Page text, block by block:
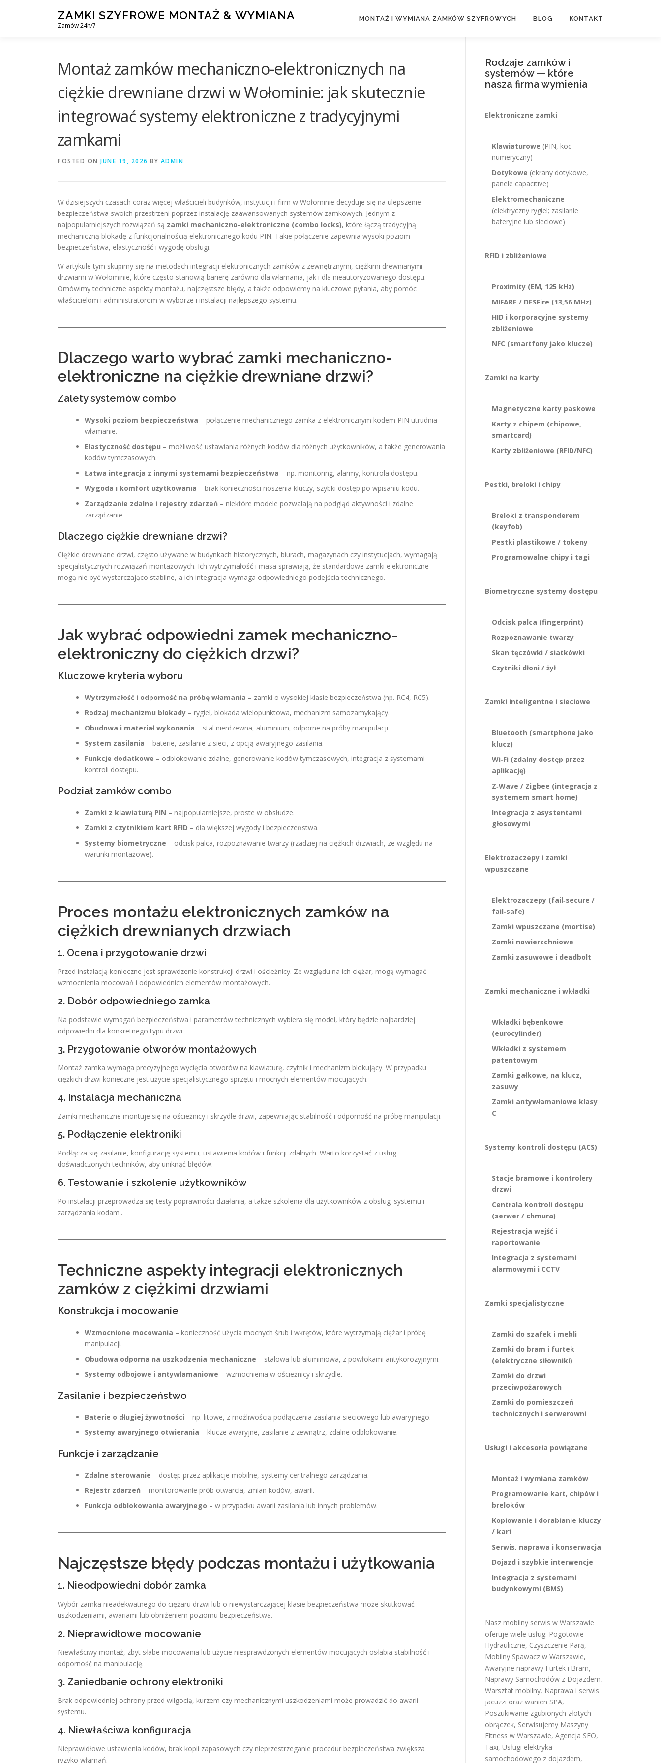
ZAMKI SZYFROWE MONTAŻ & WYMIANA
Zamów 24h/7
MONTAŻ I WYMIANA ZAMKÓW SZYFROWYCH BLOG KONTAKT
Montaż zamków mechaniczno-elektronicznych na
ciężkie drewniane drzwi w Wołominie: jak skutecznie
integrować systemy elektroniczne z tradycyjnymi
zamkami
POSTED ON JUNE 19, 2026 BY ADMIN
W dzisiejszych czasach coraz więcej właścicieli budynków, instytucji i firm w Wołominie decyduje się na ulepszenie
bezpieczeństwa swoich przestrzeni poprzez instalację zaawansowanych systemów zamkowych. Jednym z
najpopularniejszych rozwiązań są zamki mechaniczno-elektroniczne (combo locks), które łączą tradycyjną
mechaniczną blokadę z funkcjonalnością elektronicznego kodu PIN. Takie połączenie zapewnia wysoki poziom
bezpieczeństwa, elastyczność i wygodę obsługi.
W artykule tym skupimy się na metodach integracji elektronicznych zamków z zewnętrznymi, ciężkimi drewnianymi
drzwiami w Wołominie, które często stanowią barierę zarówno dla włamania, jak i dla nieautoryzowanego dostępu.
Omówimy techniczne aspekty montażu, najczęstsze błędy, a także odpowiemy na kluczowe pytania, aby pomóc
właścicielom i administratorom w wyborze i instalacji najlepszego systemu.
Dlaczego warto wybrać zamki mechaniczno-
elektroniczne na ciężkie drewniane drzwi?
Zalety systemów combo
Wysoki poziom bezpieczeństwa – połączenie mechanicznego zamka z elektronicznym kodem PIN utrudnia
włamanie.
Elastyczność dostępu – możliwość ustawiania różnych kodów dla różnych użytkowników, a także generowania
kodów tymczasowych.
Łatwa integracja z innymi systemami bezpieczeństwa – np. monitoring, alarmy, kontrola dostępu.
Wygoda i komfort użytkowania – brak konieczności noszenia kluczy, szybki dostęp po wpisaniu kodu.
Zarządzanie zdalne i rejestry zdarzeń – niektóre modele pozwalają na podgląd aktywności i zdalne
zarządzanie.
Dlaczego ciężkie drewniane drzwi?
Ciężkie drewniane drzwi, często używane w budynkach historycznych, biurach, magazynach czy instytucjach, wymagają
specjalistycznych rozwiązań montażowych. Ich wytrzymałość i masa sprawiają, że standardowe zamki elektroniczne
mogą nie być wystarczająco stabilne, a ich integracja wymaga odpowiedniego podejścia technicznego.
Jak wybrać odpowiedni zamek mechaniczno-
elektroniczny do ciężkich drzwi?
Kluczowe kryteria wyboru
Wytrzymałość i odporność na próbę włamania – zamki o wysokiej klasie bezpieczeństwa (np. RC4, RC5).
Rodzaj mechanizmu blokady – rygiel, blokada wielopunktowa, mechanizm samozamykający.
Obudowa i materiał wykonania – stal nierdzewna, aluminium, odporne na próby manipulacji.
System zasilania – baterie, zasilanie z sieci, z opcją awaryjnego zasilania.
Funkcje dodatkowe – odblokowanie zdalne, generowanie kodów tymczasowych, integracja z systemami
kontroli dostępu.
Podział zamków combo
Zamki z klawiaturą PIN – najpopularniejsze, proste w obsłudze.
Zamki z czytnikiem kart RFID – dla większej wygody i bezpieczeństwa.
Systemy biometryczne – odcisk palca, rozpoznawanie twarzy (rzadziej na ciężkich drzwiach, ze względu na
warunki montażowe).
Proces montażu elektronicznych zamków na
ciężkich drewnianych drzwiach
1. Ocena i przygotowanie drzwi
Przed instalacją konieczne jest sprawdzenie konstrukcji drzwi i ościeżnicy. Ze względu na ich ciężar, mogą wymagać
wzmocnienia mocowań i odpowiednich elementów montażowych.
2. Dobór odpowiedniego zamka
Na podstawie wymagań bezpieczeństwa i parametrów technicznych wybiera się model, który będzie najbardziej
odpowiedni dla konkretnego typu drzwi.
3. Przygotowanie otworów montażowych
Montaż zamka wymaga precyzyjnego wycięcia otworów na klawiaturę, czytnik i mechanizm blokujący. W przypadku
ciężkich drzwi konieczne jest użycie specjalistycznego sprzętu i mocnych elementów mocujących.
4. Instalacja mechaniczna
Zamki mechaniczne montuje się na ościeżnicy i skrzydle drzwi, zapewniając stabilność i odporność na próbę manipulacji.
5. Podłączenie elektroniki
Podłącza się zasilanie, konfigurację systemu, ustawienia kodów i funkcji zdalnych. Warto korzystać z usług
doświadczonych techników, aby uniknąć błędów.
6. Testowanie i szkolenie użytkowników
Po instalacji przeprowadza się testy poprawności działania, a także szkolenia dla użytkowników z obsługi systemu i
zarządzania kodami.
Techniczne aspekty integracji elektronicznych
zamków z ciężkimi drzwiami
Konstrukcja i mocowanie
Wzmocnione mocowania – konieczność użycia mocnych śrub i wkrętów, które wytrzymają ciężar i próbę
manipulacji.
Obudowa odporna na uszkodzenia mechaniczne – stalowa lub aluminiowa, z powłokami antykorozyjnymi.
Systemy odbojowe i antywłamaniowe – wzmocnienia w ościeżnicy i skrzydle.
Zasilanie i bezpieczeństwo
Baterie o długiej żywotności – np. litowe, z możliwością podłączenia zasilania sieciowego lub awaryjnego.
Systemy awaryjnego otwierania – klucze awaryjne, zasilanie z zewnątrz, zdalne odblokowanie.
Funkcje i zarządzanie
Zdalne sterowanie – dostęp przez aplikacje mobilne, systemy centralnego zarządzania.
Rejestr zdarzeń – monitorowanie prób otwarcia, zmian kodów, awarii.
Funkcja odblokowania awaryjnego – w przypadku awarii zasilania lub innych problemów.
Najczęstsze błędy podczas montażu i użytkowania
1. Nieodpowiedni dobór zamka
Wybór zamka nieadekwatnego do ciężaru drzwi lub o niewystarczającej klasie bezpieczeństwa może skutkować
uszkodzeniami, awariami lub obniżeniem poziomu bezpieczeństwa.
2. Nieprawidłowe mocowanie
Niewłaściwy montaż, zbyt słabe mocowania lub użycie niesprawdzonych elementów mocujących osłabia stabilność i
odporność na manipulację.
3. Zaniedbanie ochrony elektroniki
Brak odpowiedniej ochrony przed wilgocią, kurzem czy mechanicznymi uszkodzeniami może prowadzić do awarii
systemu.
4. Niewłaściwa konfiguracja
Nieprawidłowe ustawienia kodów, brak kopii zapasowych czy nieprzestrzeganie procedur bezpieczeństwa zwiększa
ryzyko włamań.
Rodzaje zamków i
systemów — które
nasza firma wymienia
Elektroniczne zamki
Klawiaturowe (PIN, kod
numeryczny)
Dotykowe (ekrany dotykowe,
panele capacitive)
Elektromechaniczne
(elektryczny rygiel; zasilanie
bateryjne lub sieciowe)
RFID i zbliżeniowe
Proximity (EM, 125 kHz)
MIFARE / DESFire (13,56 MHz)
HID i korporacyjne systemy
zbliżeniowe
NFC (smartfony jako klucze)
Zamki na karty
Magnetyczne karty paskowe
Karty z chipem (chipowe,
smartcard)
Karty zbliżeniowe (RFID/NFC)
Pestki, breloki i chipy
Breloki z transponderem
(keyfob)
Pestki plastikowe / tokeny
Programowalne chipy i tagi
Biometryczne systemy dostępu
Odcisk palca (fingerprint)
Rozpoznawanie twarzy
Skan tęczówki / siatkówki
Czytniki dłoni / żył
Zamki inteligentne i sieciowe
Bluetooth (smartphone jako
klucz)
Wi‑Fi (zdalny dostęp przez
aplikację)
Z‑Wave / Zigbee (integracja z
systemem smart home)
Integracja z asystentami
głosowymi
Elektrozaczepy i zamki
wpuszczane
Elektrozaczepy (fail‑secure /
fail‑safe)
Zamki wpuszczane (mortise)
Zamki nawierzchniowe
Zamki zasuwowe i deadbolt
Zamki mechaniczne i wkładki
Wkładki bębenkowe
(eurocylinder)
Wkładki z systemem
patentowym
Zamki gałkowe, na klucz,
zasuwy
Zamki antywłamaniowe klasy
C
Systemy kontroli dostępu (ACS)
Stacje bramowe i kontrolery
drzwi
Centrala kontroli dostępu
(serwer / chmura)
Rejestracja wejść i
raportowanie
Integracja z systemami
alarmowymi i CCTV
Zamki specjalistyczne
Zamki do szafek i mebli
Zamki do bram i furtek
(elektryczne siłowniki)
Zamki do drzwi
przeciwpożarowych
Zamki do pomieszczeń
technicznych i serwerowni
Usługi i akcesoria powiązane
Montaż i wymiana zamków
Programowanie kart, chipów i
breloków
Kopiowanie i dorabianie kluczy
/ kart
Serwis, naprawa i konserwacja
Dojazd i szybkie interwencje
Integracja z systemami
budynkowymi (BMS)
Nasz mobilny serwis w Warszawie
oferuje wiele usług: Pogotowie
Hydrauliczne, Czyszczenie Parą,
Mobilny Spawacz w Warszawie,
Awaryjne naprawy Furtek i Bram,
Naprawy Samochodów z Dojazdem,
Warsztat mobilny, Naprawa i serwis
jacuzzi oraz wanien SPA,
Poszukiwanie zgubionych złotych
obrączek, Serwisujemy Maszyny
Fitness w Warszawie, Agencja SEO,
Taxi, Usługi elektryka
samochodowego z dojazdem,